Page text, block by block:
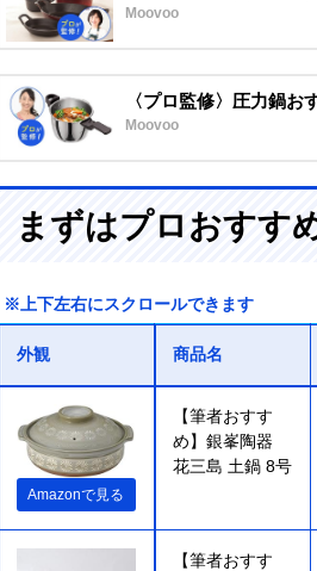
Moovoo
〈プロ監修〉圧力鍋
Moovoo
まずはプロおすす
※上下左右にスクロールできます
外観 商品名
Amazonで見る
【筆者おすす
め】銀峯陶器
花三島 土鍋 8号
【筆者おすす